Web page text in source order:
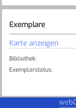
Exemplare
Karte anzeigen
Bibliothek:
Exemplarstatus: